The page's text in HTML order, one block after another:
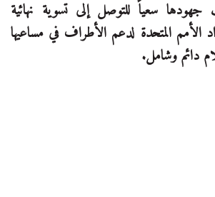
سعياً للتوصل إلى تسوية نهائية
الأمم المتحدة لدعم الأطراف في مساعيها
دائم وشامل.